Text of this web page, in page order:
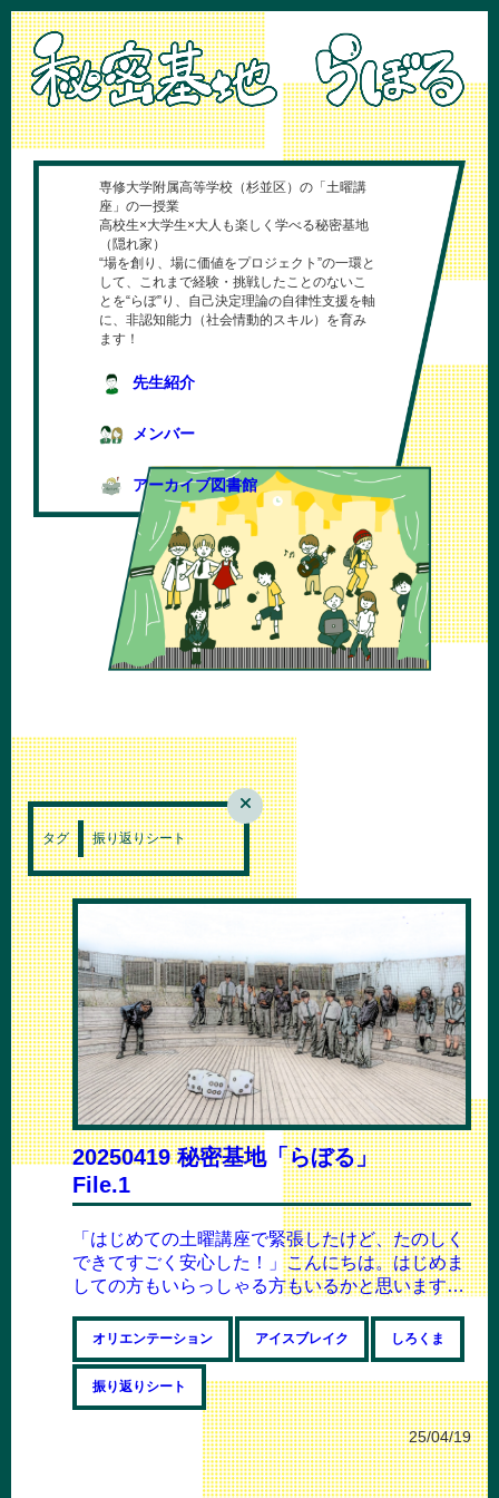
専修大学附属高等学校（杉並区）の「土曜講
座」の一授業
高校生×大学生×大人も楽しく学べる秘密基地
（隠れ家）
“場を創り、場に価値をプロジェクト”の一環と
して、これまで経験・挑戦したことのないこ
とを“らぼ”り、自己決定理論の自律性支援を軸
に、非認知能力（社会情動的スキル）を育み
ます！
先生紹介
メンバー
アーカイブ図書館
タグ 振り返りシート
20250419 秘密基地「らぼる」
File.1
「はじめての土曜講座で緊張したけど、たのしく
できてすごく安心した！」こんにちは。はじめま
しての方もいらっしゃる方もいるかと思いますの
オリエンテーション アイスブレイク しろくま
振り返りシート
25/04/19